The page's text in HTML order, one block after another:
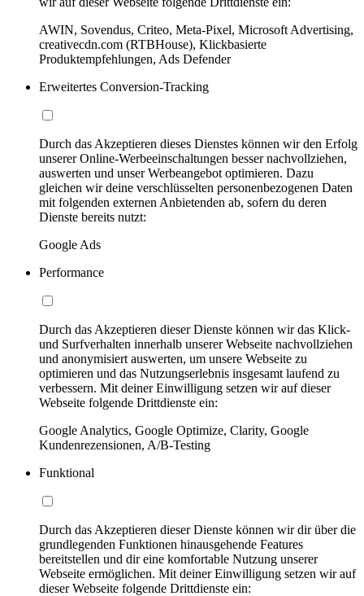
AWIN, Sovendus, Criteo, Meta-Pixel, Microsoft Advertising,
creativecdn.com (RTBHouse), Klickbasierte
Produktempfehlungen, Ads Defender
Erweitertes Conversion-Tracking
Durch das Akzeptieren dieses Dienstes können wir den Erfolg
unserer Online-Werbeeinschaltungen besser nachvollziehen,
auswerten und unser Werbeangebot optimieren. Dazu
gleichen wir deine verschlüsselten personenbezogenen Daten
mit folgenden externen Anbietenden ab, sofern du deren
Dienste bereits nutzt:
Google Ads
Performance
Durch das Akzeptieren dieser Dienste können wir das Klick-
und Surfverhalten innerhalb unserer Webseite nachvollziehen
und anonymisiert auswerten, um unsere Webseite zu
optimieren und das Nutzungserlebnis insgesamt laufend zu
verbessern. Mit deiner Einwilligung setzen wir auf dieser
Webseite folgende Drittdienste ein:
Google Analytics, Google Optimize, Clarity, Google
Kundenrezensionen, A/B-Testing
Funktional
Durch das Akzeptieren dieser Dienste können wir dir über die
grundlegenden Funktionen hinausgehende Features
bereitstellen und dir eine komfortable Nutzung unserer
Webseite ermöglichen. Mit deiner Einwilligung setzen wir auf
dieser Webseite folgende Drittdienste ein: